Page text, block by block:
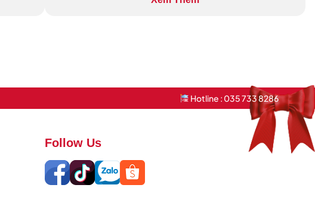
Hotline : 035 733 8286
Follow Us